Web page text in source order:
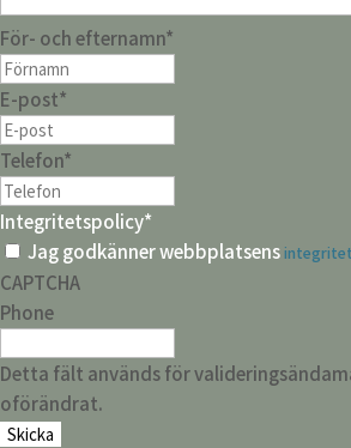
För- och efternamn*
E-post*
Telefon*
Integritetspolicy*
Jag godkänner webbplatsens
CAPTCHA
Phone
Detta fält används för
oförändrat.